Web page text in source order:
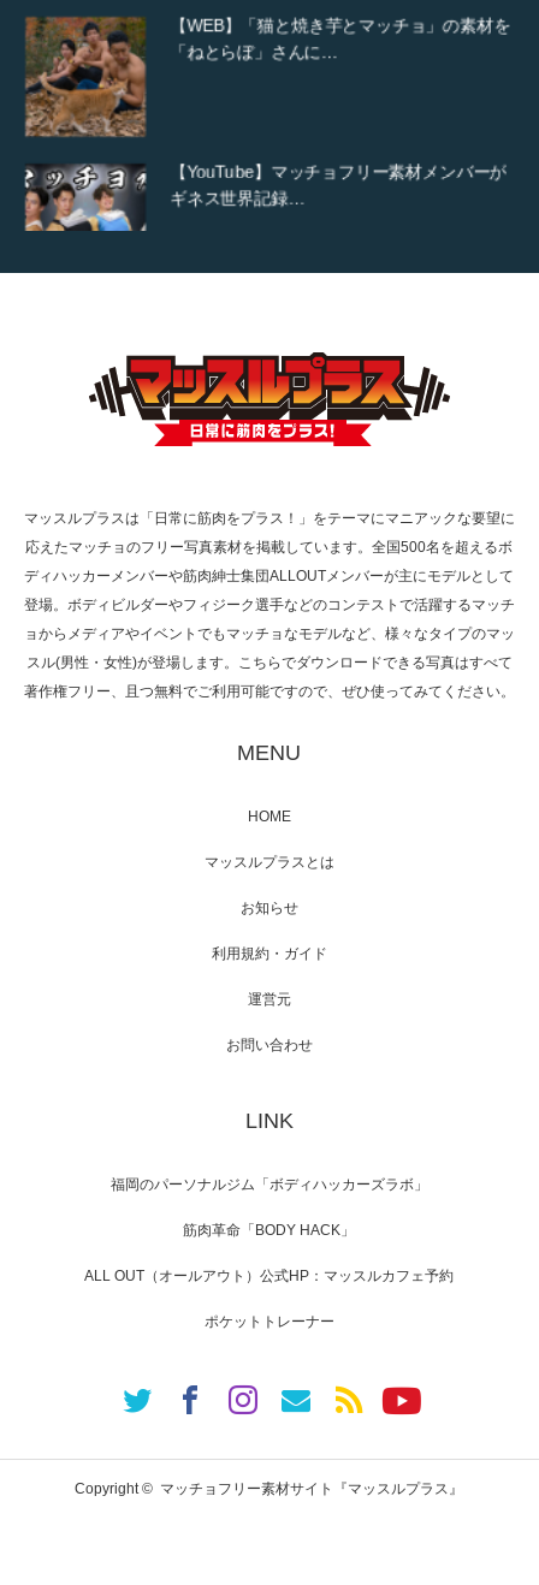
TOKYO FMラジオ番組「ONE MORNING」
で紹介さ…
た（6/8放送）
映画「メカバース」舞台挨拶へマッスルプラ
【TV】NHK BS「COOL JAPAN 」にてマッス
「ねとらぼ」さんに…
マッスルプラスは「日常に筋肉をプラス！」をテーマにマニアックな要望に
応えたマッチョのフリー写真素材を掲載しています。全国500名を超えるボ
ディハッカーメンバーや筋肉紳士集団ALLOUTメンバーが主にモデルとして
登場。ボディビルダーやフィジーク選手などのコンテストで活躍するマッチ
ョからメディアやイベントでもマッチョなモデルなど、様々なタイプのマッ
スル(男性・女性)が登場します。こちらでダウンロードできる写真はすべて
著作権フリー、且つ無料でご利用可能ですので、ぜひ使ってみてください。
MENU
HOME
マッスルプラスとは
お知らせ
利用規約・ガイド
運営元
お問い合わせ
LINK
福岡のパーソナルジム「ボディハッカーズラボ」
筋肉革命「BODY HACK」
ALL OUT（オールアウト）公式HP：マッスルカフェ予約
ポケットトレーナー
Copyright © マッチョフリー素材サイト『マッスルプラス』